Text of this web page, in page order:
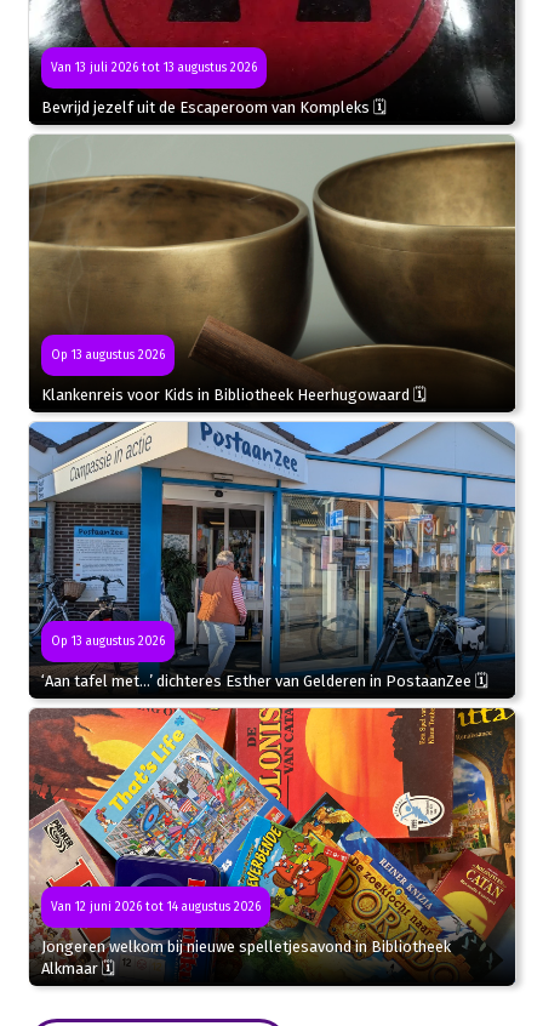
Van 13 juli 2026 tot 13 augustus 2026
Bevrijd jezelf uit de Escaperoom van Kompleks 🗓
Op 13 augustus 2026
Klankenreis voor Kids in Bibliotheek Heerhugowaard 🗓
Op 13 augustus 2026
‘Aan tafel met…’ dichteres Esther van Gelderen in PostaanZee 🗓
Van 12 juni 2026 tot 14 augustus 2026
Jongeren welkom bij nieuwe spelletjesavond in Bibliotheek
Alkmaar 🗓